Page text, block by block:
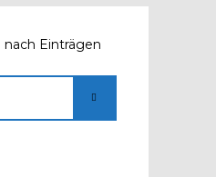
Einträgen